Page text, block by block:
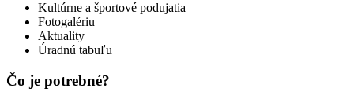
Kultúrne a športové podujatia
Fotogalériu
Aktuality
Úradnú tabuľu
Čo je potrebné?